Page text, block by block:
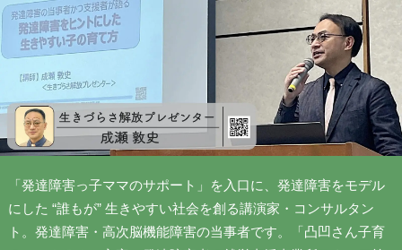
「発達障害っ子ママのサポート」を入口に、発達障害をモデル
にした “誰もが” 生きやすい社会を創る講演家・コンサルタン
ト。発達障害・高次脳機能障害の当事者です。「凸凹さん子育